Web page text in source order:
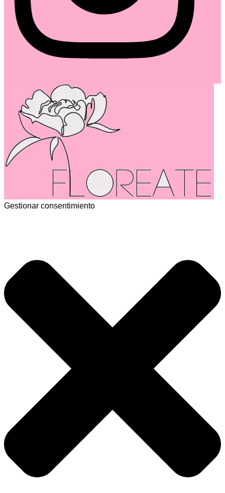
Gestionar consentimiento